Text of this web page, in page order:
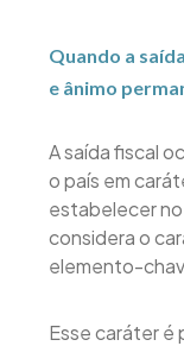
Quando a
e ânimo
A saída fiscal
o país em
estabelecer
considera o
elemento-
Esse caráter é